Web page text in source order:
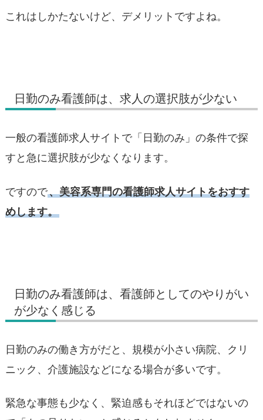
これはしかたないけど、デメリットですよね。
日勤のみ看護師は、求人の選択肢が少ない
一般の看護師求人サイトで「日勤のみ」の条件で探
すと急に選択肢が少なくなります。
ですので、美容系専門の看護師求人サイトをおすす
めします。
日勤のみ看護師は、看護師としてのやりがい
が少なく感じる
日勤のみの働き方がだと、規模が小さい病院、クリ
ニック、介護施設などになる場合が多いです。
緊急な事態も少なく、緊迫感もそれほどではないの